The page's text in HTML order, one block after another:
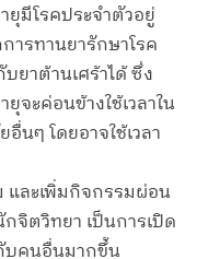
ยุมีโรคประจำตัวอยู่
ารทานยารักษาโรค
ยาต้านเศร้าได้ ซึ่ง
จะค่อนข้างใช้เวลาใน
นๆ โดยอาจใช้เวลา
ละเพิ่มกิจกรรมผ่อน
จิตวิทยา เป็นการเปิด
บคนอื่นมากขึ้น